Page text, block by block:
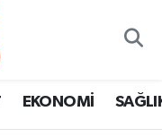
EKONOMİ